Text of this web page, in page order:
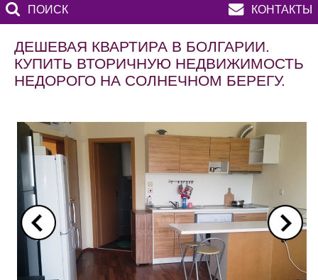
ПОИСК
КОНТАКТЫ
ДЕШЕВАЯ КВАРТИРА В БОЛГАРИИ.
КУПИТЬ ВТОРИЧНУЮ НЕДВИЖИМОСТЬ
НЕДОРОГО НА СОЛНЕЧНОМ БЕРЕГУ.